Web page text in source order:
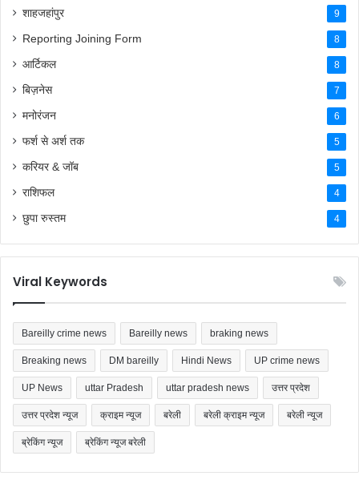
शाहजहांपुर 9
Reporting Joining Form 8
आर्टिकल 8
बिज़नेस 7
मनोरंजन 6
फर्श से अर्श तक 5
करियर & जॉब 5
राशिफल 4
छुपा रुस्तम 4
Viral Keywords
Bareilly crime news Bareilly news braking news
Breaking news DM bareilly Hindi News UP crime news
UP News uttar Pradesh uttar pradesh news उत्तर प्रदेश
उत्तर प्रदेश न्यूज क्राइम न्यूज बरेली बरेली क्राइम न्यूज बरेली न्यूज
ब्रेकिंग न्यूज ब्रेकिंग न्यूज बरेली